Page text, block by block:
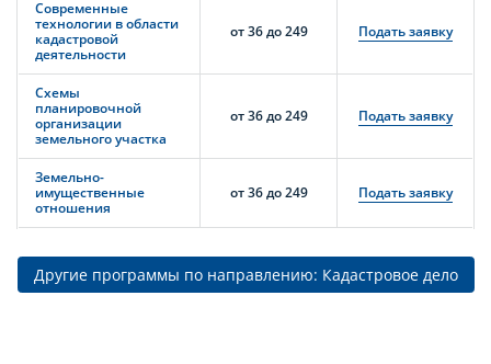
Современные
технологии в области
кадастровой
деятельности
от 36 до 249 Подать заявку
Схемы
планировочной
организации
земельного участка
от 36 до 249 Подать заявку
Земельно-
имущественные
отношения
от 36 до 249 Подать заявку
Другие программы по направлению: Кадастровое дело